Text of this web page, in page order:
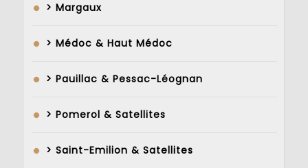
> Margaux
> Médoc & Haut Médoc
> Pauillac & Pessac-Léognan
> Pomerol & Satellites
> Saint-Emilion & Satellites